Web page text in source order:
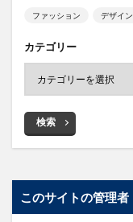
ファッション デザイン
カテゴリー
検索
このサイトの管理者